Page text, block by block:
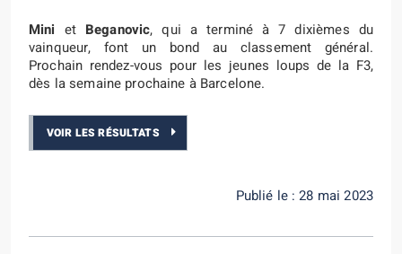
Mini et Beganovic, qui a terminé à 7 dixièmes du
vainqueur, font un bond au classement général.
Prochain rendez-vous pour les jeunes loups de la F3,
dès la semaine prochaine à Barcelone.
VOIR LES RÉSULTATS
Publié le : 28 mai 2023